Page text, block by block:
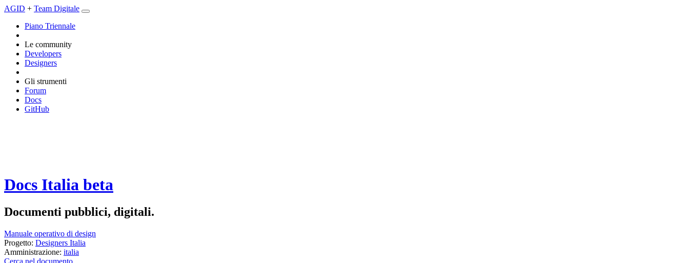
AGID + Team Digitale
Piano Triennale
Le community
Developers
Designers
Gli strumenti
Forum
Docs
GitHub
Docs Italia beta
Documenti pubblici, digitali.
Manuale operativo di design
Progetto: Designers Italia
Amministrazione: italia
Cerca nel documento